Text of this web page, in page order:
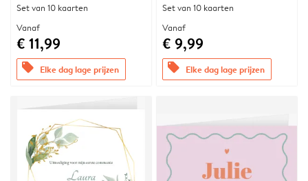
Set van 10 kaarten
Vanaf
€ 11,99
offers Elke dag lage prijzen
Set van 10 kaarten
Vanaf
€ 9,99
offers Elke dag lage prijzen